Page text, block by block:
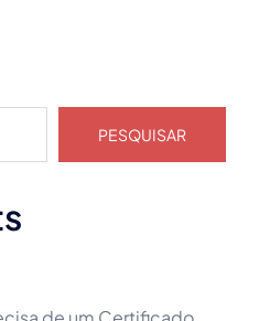
PESQUISAR